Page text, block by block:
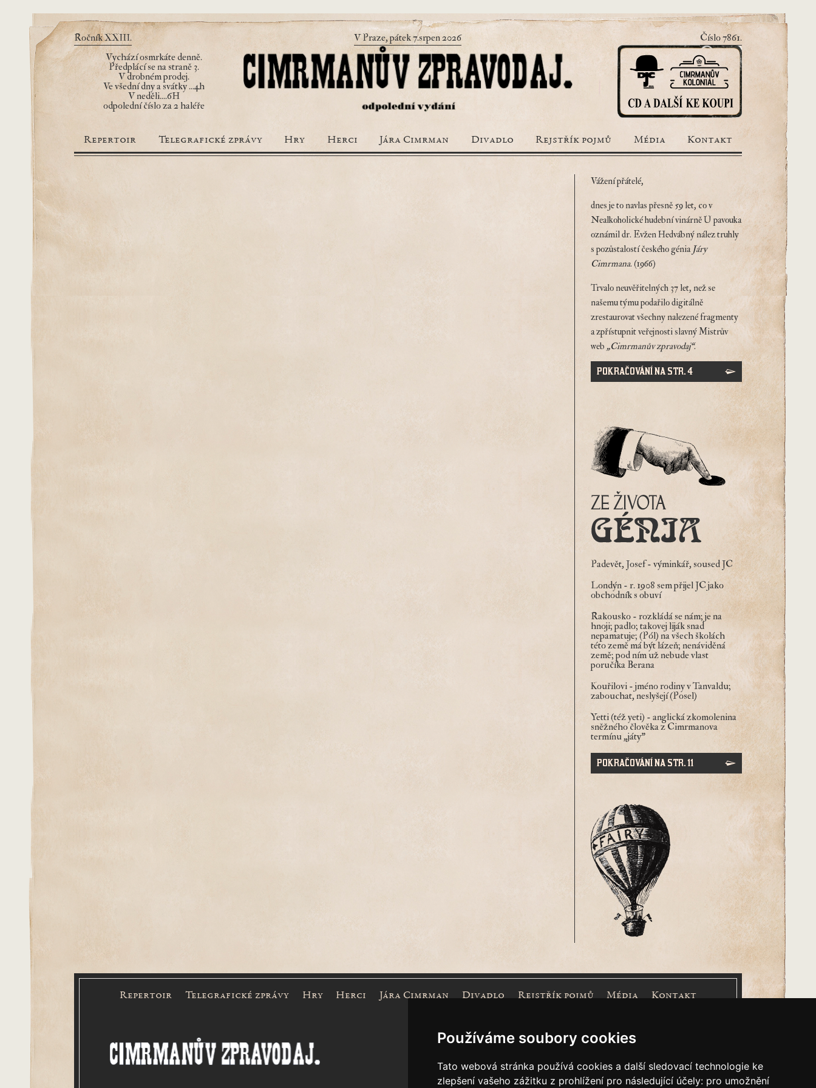
Používáme soubory cookies
Tato webová stránka používá cookies a další sledovací technologie ke
zlepšení vašeho zážitku z prohlížení pro následující účely: pro umožnění
Ročník XXIII. V Praze, pátek 7.srpen 2026
Číslo 7861.
Vychází osmrkáte denně.
Předplácí se na straně 3.
V drobném prodej.
Ve všední dny a svátky ...4h
V neděli....6H
odpolední číslo za 2 haléře
Repertoir Telegrafické zprávy Hry Herci Jára Cimrman Divadlo Rejstřík pojmů Média Kontakt
Vážení přátelé,
dnes je to navlas přesně 59 let, co v
Nealkoholické hudební vinárně U pavouka
oznámil dr. Evžen Hedvábný nález truhly
s pozůstalostí českého génia Járy
Cimrmana. (1966)
Trvalo neuvěřitelných 37 let, než se
našemu týmu podařilo digitálně
zrestaurovat všechny nalezené fragmenty
a zpřístupnit veřejnosti slavný Mistrův
web „Cimrmanův zpravodaj“.
POKRAČOVÁNÍ NA STR. 4
Padevět, Josef- výminkář, soused JC
Londýn- r. 1908 sem přijel JC jako
obchodník s obuví
Rakousko- rozkládá se nám; je na
hnoji; padlo; takovej liják snad
nepamatuje; (Pól) na všech školách
této země má být lázeň; nenáviděná
země; pod ním už nebude vlast
poručíka Berana
Kouřilovi- jméno rodiny v Tanvaldu;
zabouchat, neslyšejí (Posel)
Yetti (též yeti)- anglická zkomolenina
sněžného člověka z Cimrmanova
termínu „játy"
POKRAČOVÁNÍ NA STR. 11
Repertoir Telegrafické zprávy Hry Herci Jára Cimrman Divadlo Rejstřík pojmů Média Kontakt